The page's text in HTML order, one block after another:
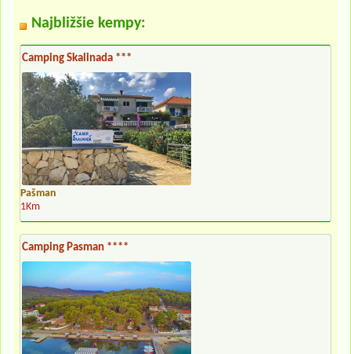
Najbližšie kempy:
Camping Skalinada ***
Pašman
1Km
Camping Pasman ****